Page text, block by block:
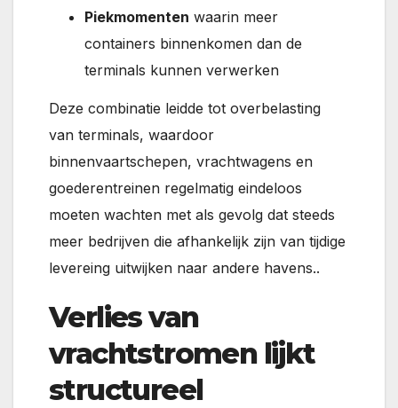
Piekmomenten waarin meer
containers binnenkomen dan de
terminals kunnen verwerken
Deze combinatie leidde tot overbelasting
van terminals, waardoor
binnenvaartschepen, vrachtwagens en
goederentreinen regelmatig eindeloos
moeten wachten met als gevolg dat steeds
meer bedrijven die afhankelijk zijn van tijdige
levereing uitwijken naar andere havens..
Verlies van
vrachtstromen lijkt
structureel